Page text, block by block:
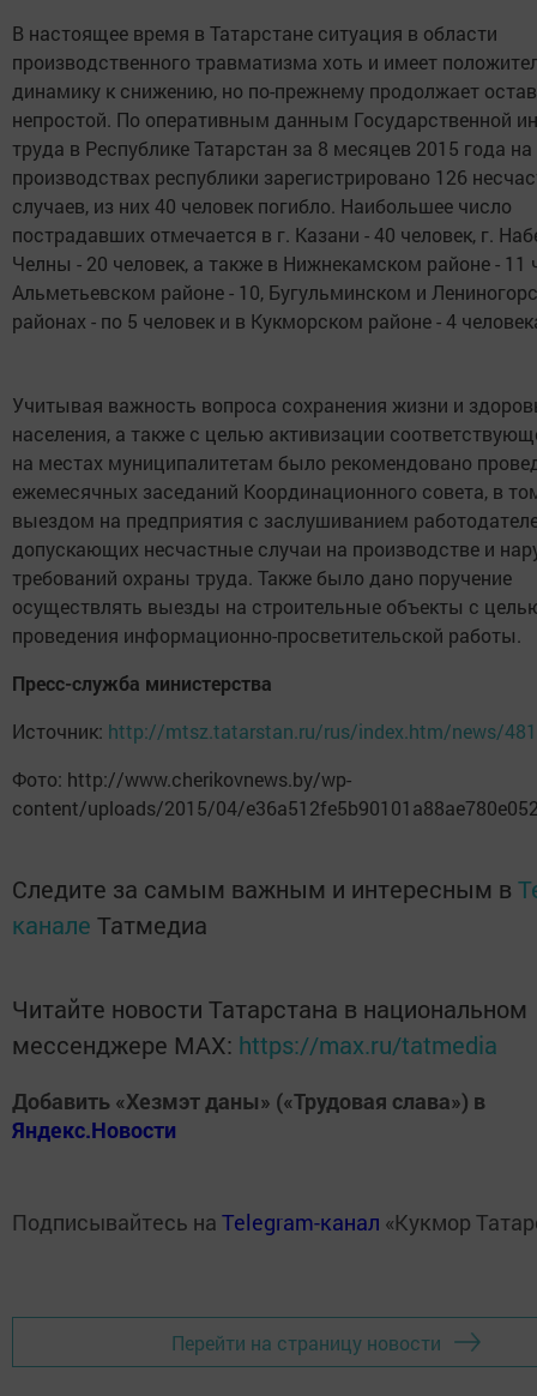
В настоящее время в Татарстане ситуация в области
производственного травматизма хоть и имеет
динамику к снижению, но по-прежнему продолжает
непростой. По оперативным данным Государственной
труда в Республике Татарстан за 8 месяцев 2015 года на
производствах республики зарегистрировано 126
случаев, из них 40 человек погибло. Наибольшее число
пострадавших отмечается в г. Казани - 40 человек, г.
Челны - 20 человек, а также в Нижнекамском районе - 11
Альметьевском районе - 10, Бугульминском и
районах - по 5 человек и в Кукморском районе - 4
Учитывая важность вопроса сохранения жизни и
населения, а также с целью активизации
на местах муниципалитетам было рекомендовано
ежемесячных заседаний Координационного совета, в
выездом на предприятия с заслушиванием
допускающих несчастные случаи на производстве и
требований охраны труда. Также было дано поручение
осуществлять выезды на строительные объекты с
проведения информационно-просветительской работы.
Пресс-служба министерства
Источник: http://mtsz.tatarstan.ru/rus/index.htm/news/
Фото: http://www.cherikovnews.by/wp-
content/uploads/2015/04/
Следите за самым важным и интересным в
канале Татмедиа
Читайте новости Татарстана в национальном
мессенджере MАХ: https://max.ru/tatmedia
Добавить «Хезмэт даны» («Трудовая слава») в
Яндекс.Новости
Подписывайтесь на Telegram-канал «Кукмор
Перейти на страницу новости